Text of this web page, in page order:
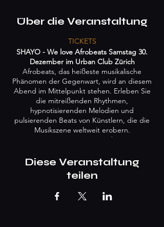
Über die Veranstaltung
TICKETS
SHAYO - We love Afrobeats Samstag 30.
Dezember im Urban Club Zürich
Afrobeats, das heißeste musikalische
Phänomen der Gegenwart, wird an diesem
Abend im Mittelpunkt stehen. Erleben Sie
die mitreißenden Rhythmen,
hypnotisierenden Melodien und
pulsierenden Beats von Künstlern, die die
Musikszene weltweit erobern.
Mit unseren Top DJ Lewaa, Fabreezy, Just
aus Afrobeat, Amapiano im Mainfloor und
zur Abwechslung im 2nd Floor könnt ihr zu
heissen Brazil Funk, Dancehall & Trap bis in
Lounge/Tisch Reservation:
Diese Veranstaltung
teilen